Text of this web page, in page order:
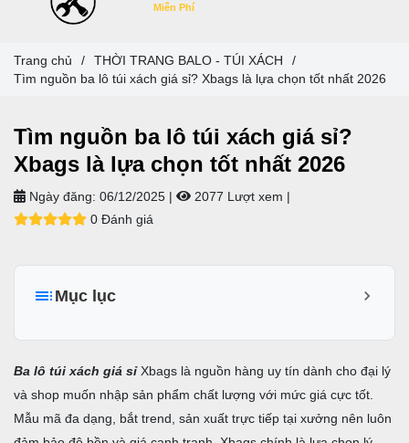
Tìm nguồn ba lô túi xách giá sỉ?
Xbags là lựa chọn tốt nhất 2026
Ngày đăng: 06/12/2025 | 2077 Lượt xem |
0 Đánh giá
Mục lục
I. Giới thiệu Xbags - xưởng chuyên sỉ ba lô túi xách giá sỉ
II. Vì sao nên nhập ba lô túi xách giá sỉ tại Xbags?
1. Xưởng sản xuất trực tiếp – không qua trung gian
Ba lô túi xách giá sỉXbags là nguồn hàng uy tín dành cho đại lý
và shop muốn nhập sản phẩm chất lượng với mức giá cực tốt.
Mẫu mã đa dạng, bắt trend, sản xuất trực tiếp tại xưởng nên luôn
Trang chủ / THỜI TRANG BALO - TÚI XÁCH
/
Tìm nguồn ba lô túi xách giá sỉ? Xbags là lựa chọn tốt nhất 2026
Miễn Phí